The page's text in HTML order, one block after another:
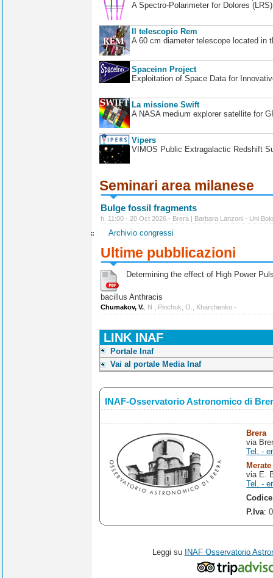
A Spectro-Polarimeter for Dolores
Il telescopio Rem
A 60 cm diameter telescope located in
Spaceinn Project
Exploitation of Space Data for
La missione Swift
A NASA medium explorer satellite for
Vipers
VIMOS Public Extragalactic Redshift
Seminari area milanese
Bulge fossil fragments
h. 11:00 - 20 Oct 2026 - Brera | Barbara Lanzoni - Uni
Archivio congressi
Ultime pubblicazioni
Determining the effect of High Power
bacillus Anthracis
Chumakov, V. , N., Pinchuk, O., Kharchenko -
LINK INAF
Portale Inaf
Vai al portale Media Inaf
INAF-Osservatorio Astronomico di
Brera
via
Tel. -
Merate
via E.
Tel. -
P.Iva:
Leggi su INAF Osservatorio